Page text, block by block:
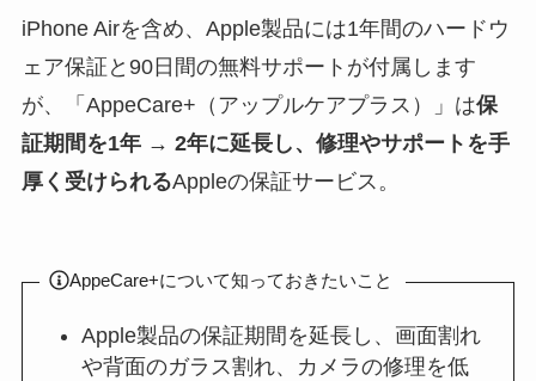
iPhone Airを含め、Apple製品には1年間のハードウ
ェア保証と90日間の無料サポートが付属します
が、「AppeCare+（アップルケアプラス）」は保
証期間を1年 → 2年に延長し、修理やサポートを手
厚く受けられるAppleの保証サービス。
AppeCare+について知っておきたいこと
Apple製品の保証期間を延長し、画面割れ
や背面のガラス割れ、カメラの修理を低